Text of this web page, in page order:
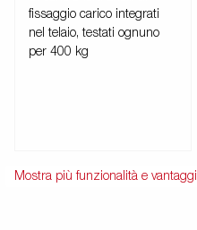
fissaggio carico integrati
nel telaio, testati ognuno
per 400 kg
Mostra più funzionalità e vantaggi